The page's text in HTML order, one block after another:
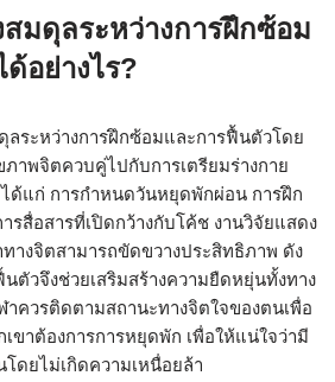
มดุลระหว่างการฝึกซ้อม
อย่างไร?
ลระหว่างการฝึกซ้อมและการฟื้นตัวโดย
าพจิตควบคู่ไปกับการเตรียมร่างกาย
ด้แก่ การกำหนดวันหยุดพักผ่อน การฝึก
รสื่อสารที่เปิดกว้างกับโค้ช งานวิจัยแสดง
างจิตสามารถขัดขวางประสิทธิภาพ ดัง
ตัวจึงช่วยเสริมสร้างความยืดหยุ่นทั้งทาง
ควรติดตามสถานะทางจิตใจของตนเพื่อ
ขาต้องการการหยุดพัก เพื่อให้แน่ใจว่ามี
ดยไม่เกิดความเหนื่อยล้า